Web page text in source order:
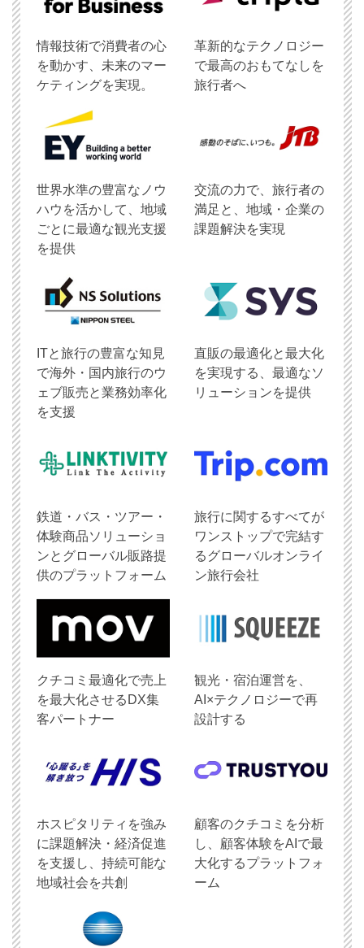
情報技術で消費者の心
を動かす、未来のマー
ケティングを実現。
革新的なテクノロジー
で最高のおもてなしを
旅行者へ
世界水準の豊富なノウ
ハウを活かして、地域
ごとに最適な観光支援
を提供
交流の力で、旅行者の
満足と、地域・企業の
課題解決を実現
ITと旅行の豊富な知見
で海外・国内旅行のウ
ェブ販売と業務効率化
を支援
直販の最適化と最大化
を実現する、最適なソ
リューションを提供
鉄道・バス・ツアー・
体験商品ソリューショ
ンとグローバル販路提
供のプラットフォーム
旅行に関するすべてが
ワンストップで完結す
るグローバルオンライ
ン旅行会社
クチコミ最適化で売上
を最大化させるDX集
客パートナー
観光・宿泊運営を、
AI×テクノロジーで再
設計する
ホスピタリティを強み
に課題解決・経済促進
を支援し、持続可能な
地域社会を共創
顧客のクチコミを分析
し、顧客体験をAIで最
大化するプラットフォ
ーム